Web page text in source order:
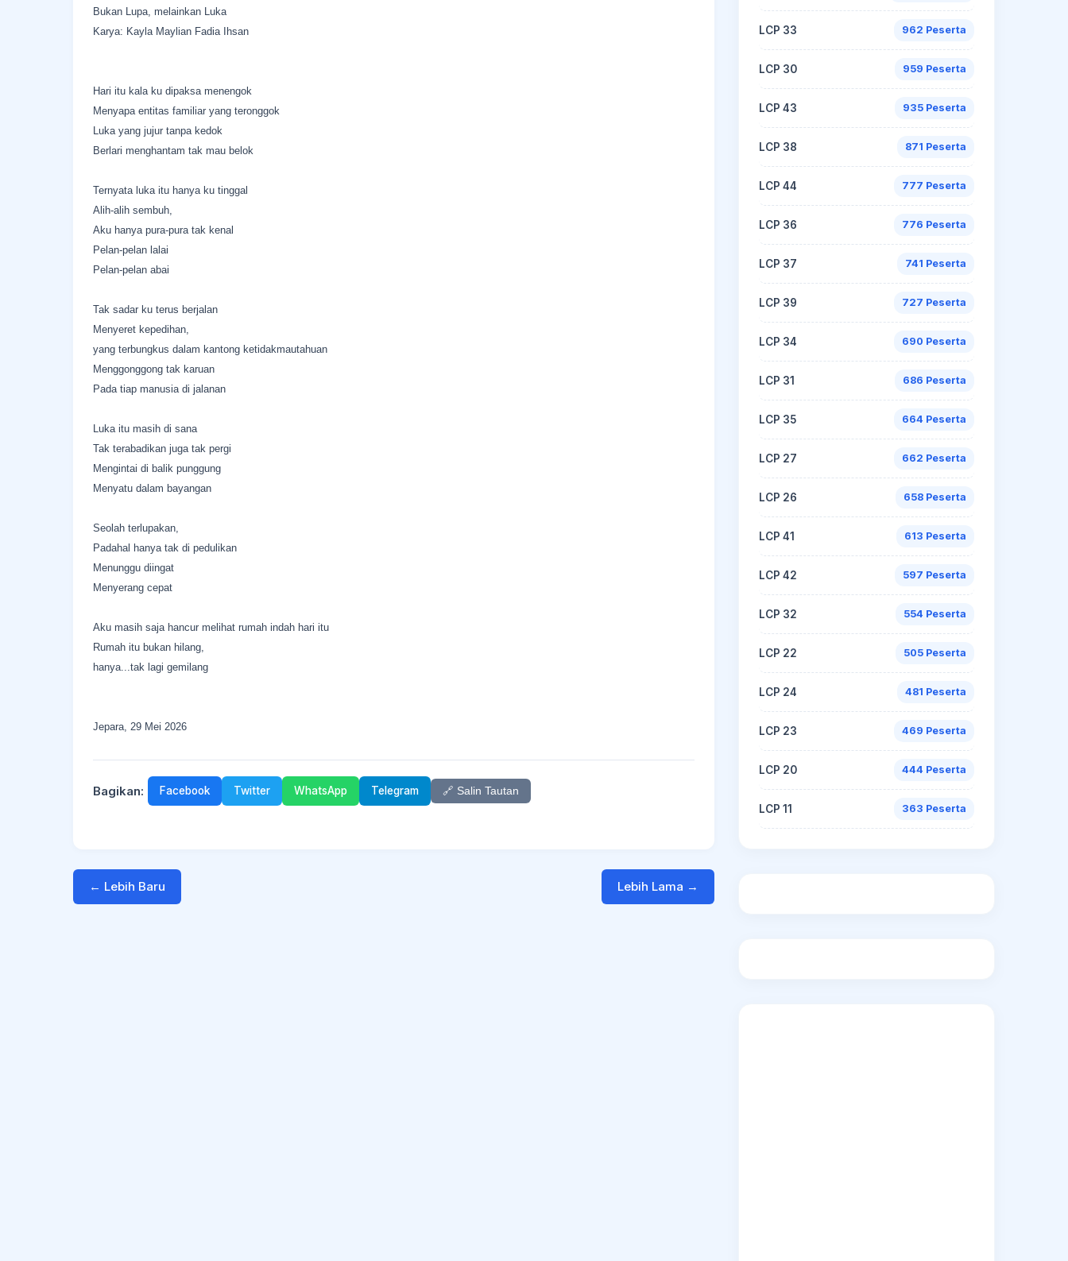
Bukan Lupa, melainkan Luka
Karya: Kayla Maylian Fadia Ihsan
Hari itu kala ku dipaksa menengok
Menyapa entitas familiar yang teronggok
Luka yang jujur tanpa kedok
Berlari menghantam tak mau belok
Ternyata luka itu hanya ku tinggal
Alih-alih sembuh,
Aku hanya pura-pura tak kenal
Pelan-pelan lalai
Pelan-pelan abai
Tak sadar ku terus berjalan
Menyeret kepedihan,
yang terbungkus dalam kantong ketidakmautahuan
Menggonggong tak karuan
Pada tiap manusia di jalanan
Luka itu masih di sana
Tak terabadikan juga tak pergi
Mengintai di balik punggung
Menyatu dalam bayangan
Seolah terlupakan,
Padahal hanya tak di pedulikan
Menunggu diingat
Menyerang cepat
Aku masih saja hancur melihat rumah indah hari itu
Rumah itu bukan hilang,
hanya...tak lagi gemilang
Jepara, 29 Mei 2026
Bagikan: Facebook Twitter WhatsApp Telegram 🔗 Salin Tautan
← Lebih Baru Lebih Lama →
LCP 33 962 Peserta
LCP 30 959 Peserta
LCP 43 935 Peserta
LCP 38 871 Peserta
LCP 44 777 Peserta
LCP 36 776 Peserta
LCP 37 741 Peserta
LCP 39 727 Peserta
LCP 34 690 Peserta
LCP 31 686 Peserta
LCP 35 664 Peserta
LCP 27 662 Peserta
LCP 26 658 Peserta
LCP 41 613 Peserta
LCP 42 597 Peserta
LCP 32 554 Peserta
LCP 22 505 Peserta
LCP 24 481 Peserta
LCP 23 469 Peserta
LCP 20 444 Peserta
LCP 11 363 Peserta